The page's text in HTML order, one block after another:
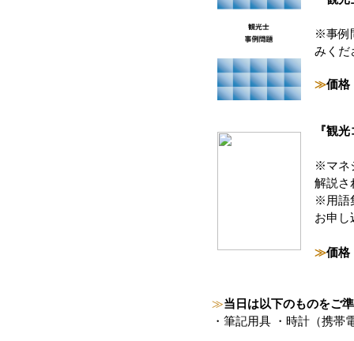
※事例
みくだ
≫価
『観
※マネ
解説さ
※用語
お申し
≫価
≫当日は以下のものをご
・筆記用具 ・時計（携帯